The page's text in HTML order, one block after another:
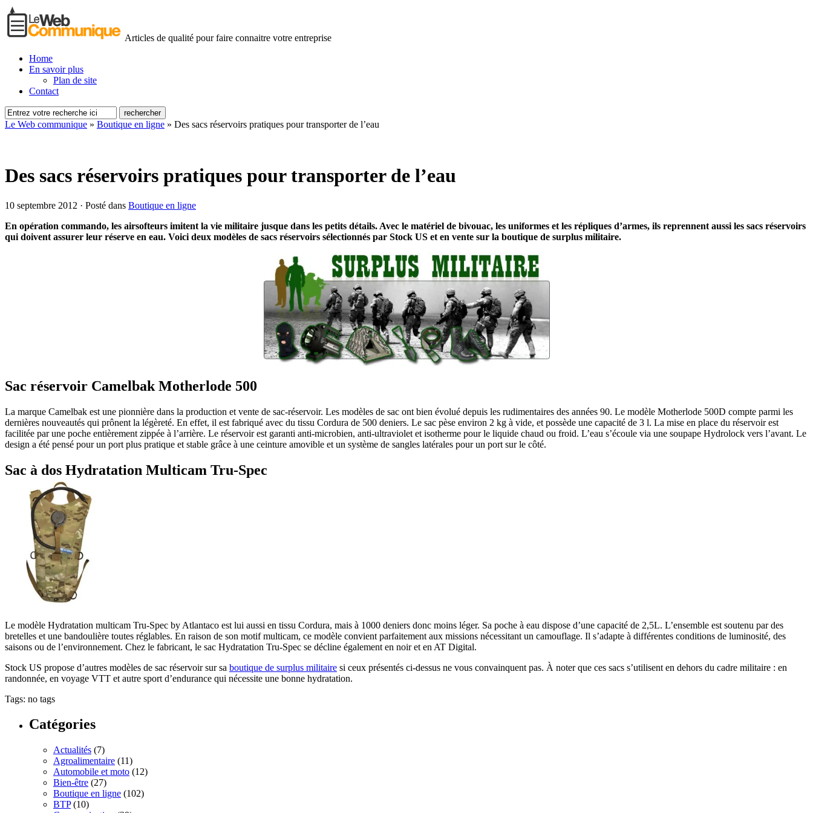
Articles de qualité pour faire connaitre votre entreprise
Home
En savoir plus
Plan de site
Contact
Le Web communique » Boutique en ligne » Des sacs réservoirs pratiques pour transporter de l’eau
Des sacs réservoirs pratiques pour transporter de l’eau
10 septembre 2012 · Posté dans Boutique en ligne
En opération commando, les airsofteurs imitent la vie militaire jusque dans les petits détails. Avec le matériel de bivouac, les uniformes et les répliques d’armes, ils reprennent aussi les sacs réservoirs
qui doivent assurer leur réserve en eau. Voici deux modèles de sacs réservoirs sélectionnés par Stock US et en vente sur la boutique de surplus militaire.
Sac réservoir Camelbak Motherlode 500
La marque Camelbak est une pionnière dans la production et vente de sac-réservoir. Les modèles de sac ont bien évolué depuis les rudimentaires des années 90. Le modèle Motherlode 500D compte parmi les
dernières nouveautés qui prônent la légèreté. En effet, il est fabriqué avec du tissu Cordura de 500 deniers. Le sac pèse environ 2 kg à vide, et possède une capacité de 3 l. La mise en place du réservoir est
facilitée par une poche entièrement zippée à l’arrière. Le réservoir est garanti anti-microbien, anti-ultraviolet et isotherme pour le liquide chaud ou froid. L’eau s’écoule via une soupape Hydrolock vers l’avant. Le
design a été pensé pour un port plus pratique et stable grâce à une ceinture amovible et un système de sangles latérales pour un port sur le côté.
Sac à dos Hydratation Multicam Tru-Spec
Le modèle Hydratation multicam Tru-Spec by Atlantaco est lui aussi en tissu Cordura, mais à 1000 deniers donc moins léger. Sa poche à eau dispose d’une capacité de 2,5L. L’ensemble est soutenu par des
bretelles et une bandoulière toutes réglables. En raison de son motif multicam, ce modèle convient parfaitement aux missions nécessitant un camouflage. Il s’adapte à différentes conditions de luminosité, des
saisons ou de l’environnement. Chez le fabricant, le sac Hydratation Tru-Spec se décline également en noir et en AT Digital.
Stock US propose d’autres modèles de sac réservoir sur sa boutique de surplus militaire si ceux présentés ci-dessus ne vous convainquent pas. À noter que ces sacs s’utilisent en dehors du cadre militaire : en
randonnée, en voyage VTT et autre sport d’endurance qui nécessite une bonne hydratation.
Tags: no tags
Catégories
Actualités (7)
Agroalimentaire (11)
Automobile et moto (12)
Bien-être (27)
Boutique en ligne (102)
BTP(10)